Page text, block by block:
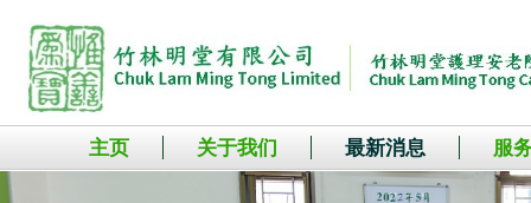
主页 关于我们 最新消息 服